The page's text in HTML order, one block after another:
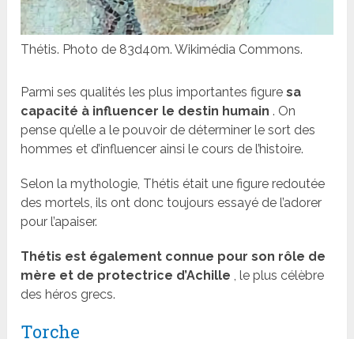
Thétis. Photo de 83d40m. Wikimédia Commons.
Parmi ses qualités les plus importantes figuresa
capacité à influencer le destin humain . On
pense qu’elle a le pouvoir de déterminer le sort des
hommes et d’influencer ainsi le cours de l’histoire.
Selon la mythologie, Thétis était une figure redoutée
des mortels, ils ont donc toujours essayé de l’adorer
pour l’apaiser.
Thétis est également connue pour son rôle de
mère et de protectrice d’Achille , le plus célèbre
des héros grecs.
Torche